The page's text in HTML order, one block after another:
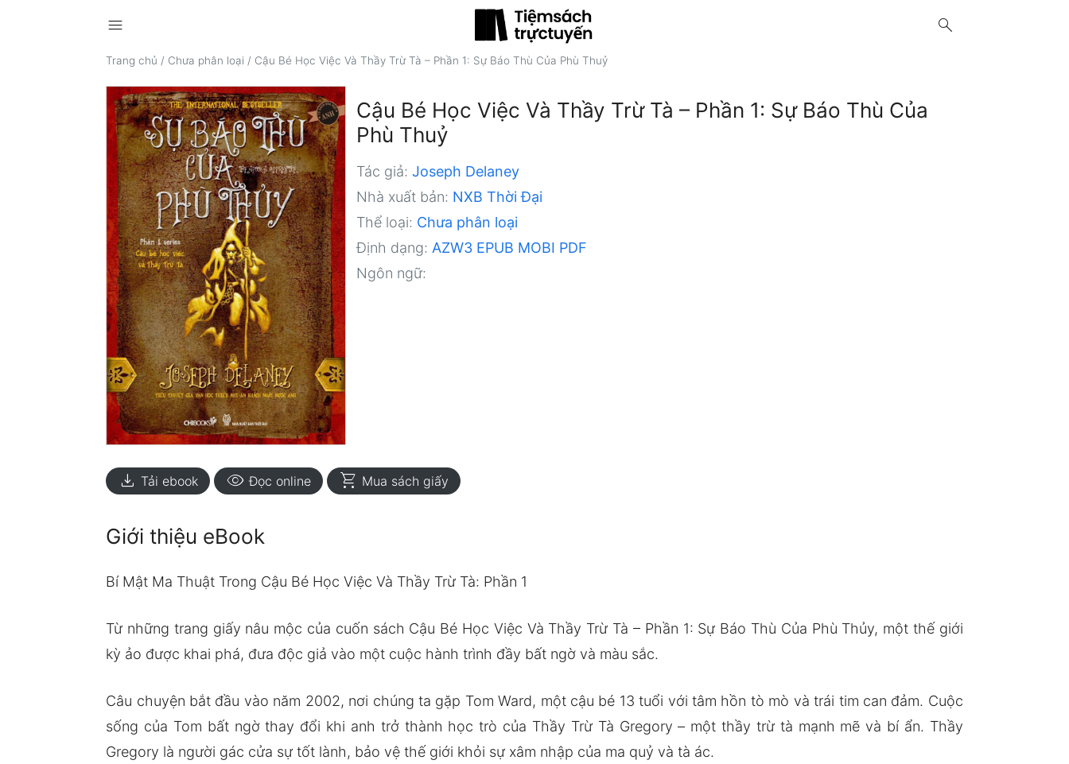
menu search
Trang chủ / Chưa phân loại / Cậu Bé Học Việc Và Thầy Trừ Tà – Phần 1: Sự Báo Thù Của Phù Thuỷ
Cậu Bé Học Việc Và Thầy Trừ Tà – Phần 1: Sự Báo Thù Của
Phù Thuỷ
Tác giả: Joseph Delaney
Nhà xuất bản: NXB Thời Đại
Thể loại: Chưa phân loại
Định dạng: AZW3 EPUB MOBI PDF
Ngôn ngữ:
download Tải ebook visibility Đọc online shopping_cart Mua sách giấy
Giới thiệu eBook
Bí Mật Ma Thuật Trong Cậu Bé Học Việc Và Thầy Trừ Tà: Phần 1
Từ những trang giấy nâu mộc của cuốn sách Cậu Bé Học Việc Và Thầy Trừ Tà – Phần 1: Sự Báo Thù Của Phù Thủy, một thế giới
kỳ ảo được khai phá, đưa độc giả vào một cuộc hành trình đầy bất ngờ và màu sắc.
Câu chuyện bắt đầu vào năm 2002, nơi chúng ta gặp Tom Ward, một cậu bé 13 tuổi với tâm hồn tò mò và trái tim can đảm. Cuộc
sống của Tom bất ngờ thay đổi khi anh trở thành học trò của Thầy Trừ Tà Gregory – một thầy trừ tà mạnh mẽ và bí ẩn. Thầy
Gregory là người gác cửa sự tốt lành, bảo vệ thế giới khỏi sự xâm nhập của ma quỷ và tà ác.